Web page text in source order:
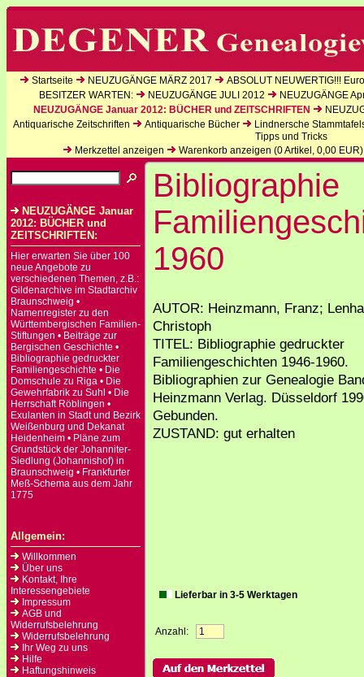
Startseite NEUZUGÄNGE MÄRZ 2017
ABSOLUT NEUWERTIG!!!
BESITZER WARTEN:
NEUZUGÄNGE JULI 2012
NEUZUGÄNGE
NEUZUGÄNGE Januar 2012: BÜCHER und ZEITSCHRIFTEN
Antiquarische Zeitschriften
Antiquarische Bücher
Lindnersche
Tipps und Tricks
Merkzettel anzeigen
Warenkorb anzeigen (0Artikel, 0,00 EUR)
NEUZUGÄNGE Januar
2012: BÜCHER und
ZEITSCHRIFTEN:
Hier erwarten Sie über 100
neue Angebote zu
verschiedenen Themen, z.B.:
Gildenarchive im Stadtarchiv
Braunschweig •
Namenregister zu den
Württembergischen Familien-
Stiftungen • Beiträge zur
Bergischen Geschichte •
Bibliographie gedruckter
Familiengeschichte • Die
Domschule zu Riga • Die
Gewehrfabrik zu Suhl • Die
Herrschaft Röblingen •
Exulanten in Stadt und Bezirk
Weißenburg und Dekanat
Heidenheim • Pläne zum
Grundstück der Johanniter-
Siedlung (Johannishof) in
Braunschweig • Frankfurter
Meß-Schema aus dem Jahr
1775
Allgemein:
Willkommen
Über uns
Kontakt, Ihre
Interessengebiete
Impressum
AGB und
Widerrufsbelehrung
Widerrufsbelehrung
Ihr Weg zu uns
Hilfe
Haftungshinweis
Bibliographie
1960
AUTOR: Heinzmann, Franz;
Christoph
TITEL: Bibliographie gedruckter
Familiengeschichten 1946-1960.
Bibliographien zur Genealogie
Heinzmann Verlag. Düsseldorf
Gebunden.
ZUSTAND: gut erhalten
Lieferbar in 3-5 Werktagen
Anzahl: